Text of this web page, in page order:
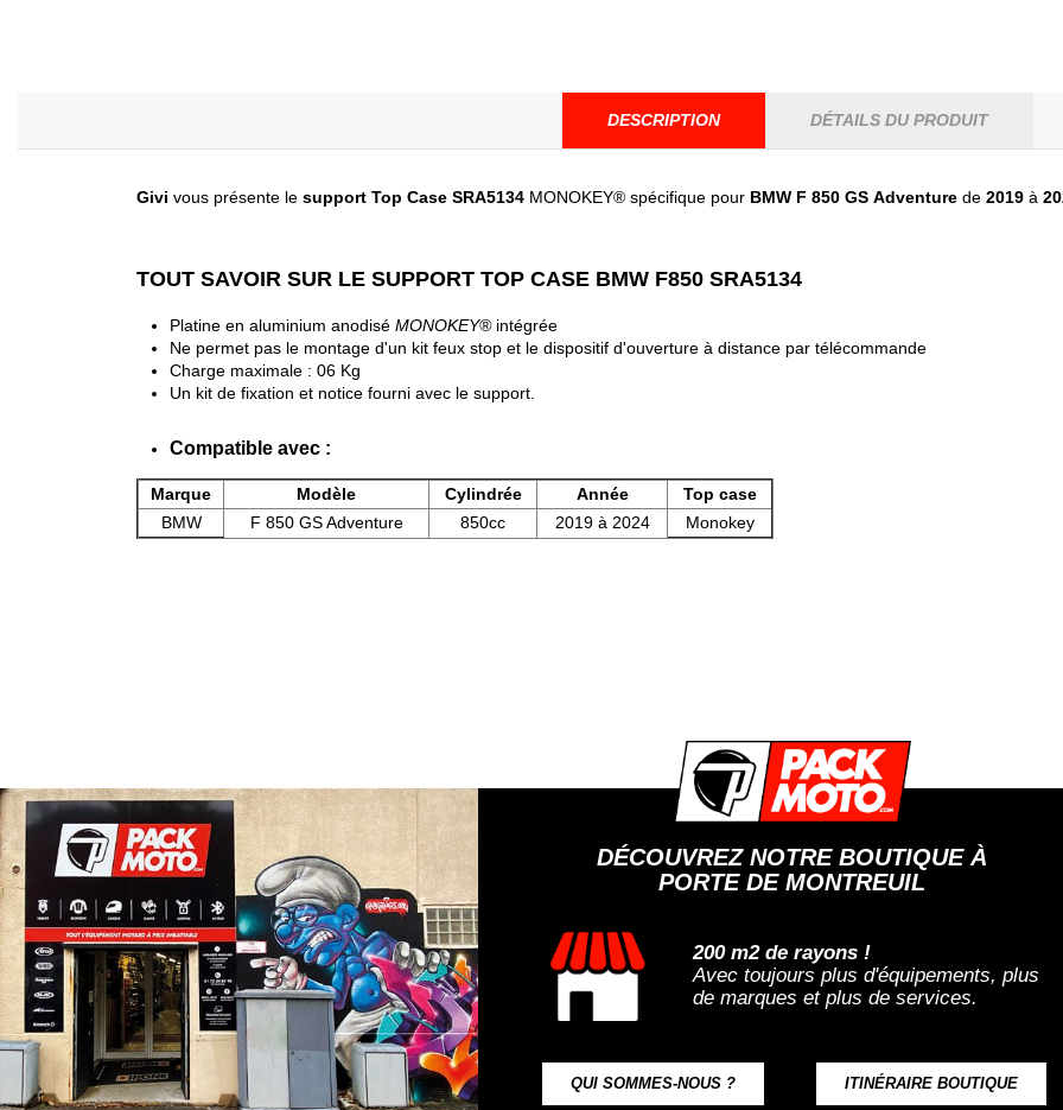
DESCRIPTION DÉTAILS DU PRODUIT
Givi vous présente le support Top Case SRA5134 MONOKEY® spécifique pour BMW F 850 GS Adventure de 2019 à
TOUT SAVOIR SUR LE SUPPORT TOP CASE BMW F850 SRA5134
Platine en aluminium anodisé MONOKEY®intégrée
Ne permet pas le montage d'un kit feux stop et le dispositif d'ouverture à distance par télécommande
Charge maximale : 06 Kg
Un kit de fixation et notice fourni avec le support.
Compatible avec :
Marque Modèle Cylindrée Année
Top case
BMW
F 850 GS Adventure 850cc 2019 à 2024 Monokey
DÉCOUVREZ NOTRE BOUTIQUE À
PORTE DE MONTREUIL
200 m2 de rayons !
Avec toujours plus d'équipements, plus
de marques et plus de services.
QUI SOMMES-NOUS ? ITINÉRAIRE BOUTIQUE